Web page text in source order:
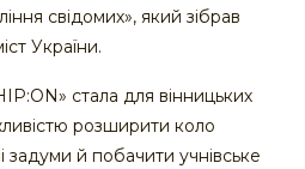
свідомих», який зібрав
України.
стала для вінницьких
розширити коло
задуми й побачити учнівське